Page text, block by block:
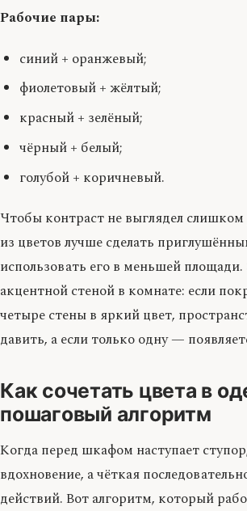
Рабочие пары:
синий + оранжевый;
фиолетовый + жёлтый;
красный + зелёный;
чёрный + белый;
голубой + коричневый.
Чтобы контраст не выглядел
из цветов лучше сделать
использовать его в меньшей
акцентной стеной в комнате: если
четыре стены в яркий цвет,
давить, а если только одну —
Как сочетать цвета в
пошаговый алгоритм
Когда перед шкафом наступает
вдохновение, а чёткая
действий. Вот алгоритм, который